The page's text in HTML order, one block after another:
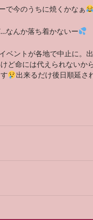
で今のうちに焼くかなぁ
なんか落ち着かないー
ベントが各地で中止に。
ど命には代えられないか
出来るだけ後日順延さ